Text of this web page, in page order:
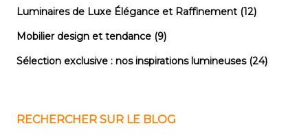
Luminaires de Luxe Élégance et Raffinement (12)
Mobilier design et tendance (9)
Sélection exclusive : nos inspirations lumineuses (24)
RECHERCHER SUR LE BLOG